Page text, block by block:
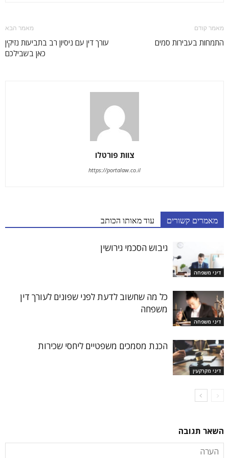
מאמר קודם
התמחות בעבירות סמים
מאמר הבא
עורך דין עם ניסיון רב בתביעות נזיקין
כאן בשבילכם
צוות פורטלו
https://portalaw.co.il
מאמרים קשורים עוד מאותו הכותב
דיני משפחה
גיבוש הסכמי גירושין
דיני משפחה
כל מה שחשוב לדעת לפני שפונים לעורך דין
משפחה
דיני מקרקעין
הכנת מסמכים משפטיים ליחסי שכירות
השאר תגובה